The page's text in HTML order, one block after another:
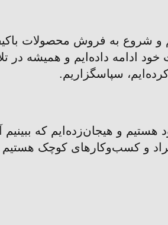
ادامه داده‌ایم و همیشه در
سپاسگزاریم.
و هیجان‌زده‌ایم که ببینیم
افراد و کسب‌وکارهای کوچک